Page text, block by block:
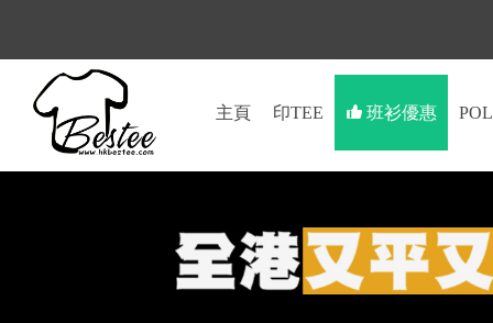
主頁 印TEE 뀗 班衫優惠